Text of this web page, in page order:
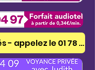
Forfaits privés - appelez le 01 78 41 53 51